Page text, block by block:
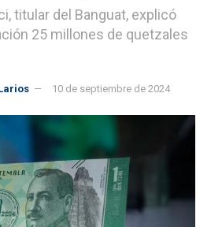
titular del Banguat, explicó
25 millones de quetzales
10 de septiembre de 2024